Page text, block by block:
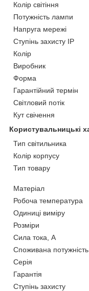
Колір світіння
Потужність лампи
Напруга мережі
Ступінь захисту IP
Колір
Виробник
Форма
Гарантійний термін
Світловий потік
Кут свічення
Користувальницькі
Тип світильника
Колір корпусу
Тип товару
Матеріал
Робоча температура
Одиниці виміру
Розміри
Сила тока, А
Споживана потужність
Серія
Гарантія
Ступінь захисту